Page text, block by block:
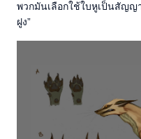
พวกมันเลือกใช้ใบหูเป็นสัญ
ฝูง”